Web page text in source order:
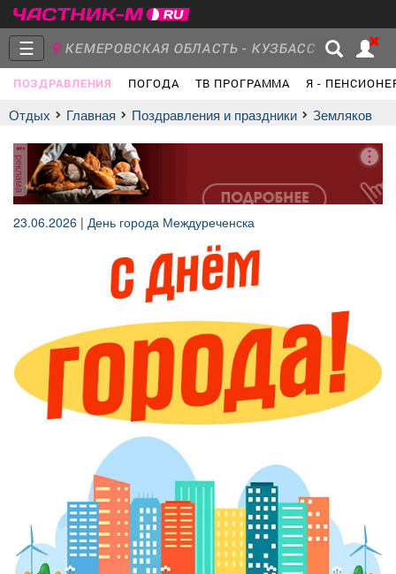
☰ КЕМЕРОВСКАЯ ОБЛАСТЬ - КУЗБАСС
ПОЗДРАВЛЕНИЯ ПОГОДА ТВ ПРОГРАММА
Я -
Главная
Новости
Объявления Недвижимость Услуги
Транспорт
Обучение
Поздравления Погода
Отдых Главная Поздравления и праздники земляков
реклама
23.06.2026 | День города Междуреченска